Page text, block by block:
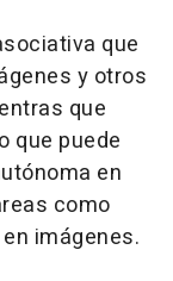
que
y otros
que
que puede
en
como
imágenes.